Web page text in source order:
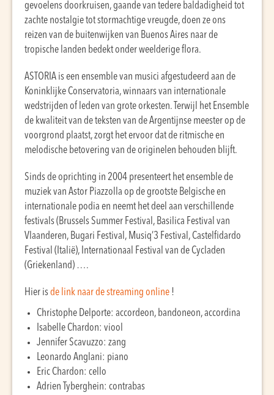
gevoelens doorkruisen, gaande van tedere baldadigheid tot
zachte nostalgie tot stormachtige vreugde, doen ze ons
reizen van de buitenwijken van Buenos Aires naar de
tropische landen bedekt onder weelderige flora.
ASTORIA is een ensemble van musici afgestudeerd aan de
Koninklijke Conservatoria, winnaars van internationale
wedstrijden of leden van grote orkesten. Terwijl het Ensemble
de kwaliteit van de teksten van de Argentijnse meester op de
voorgrond plaatst, zorgt het ervoor dat de ritmische en
melodische betovering van de originelen behouden blijft.
Sinds de oprichting in 2004 presenteert het ensemble de
muziek van Astor Piazzolla op de grootste Belgische en
internationale podia en neemt het deel aan verschillende
festivals (Brussels Summer Festival, Basilica Festival van
Vlaanderen, Bugari Festival, Musiq’3 Festival, Castelfidardo
Festival (Italië), Internationaal Festival van de Cycladen
(Griekenland) ….
Hier isde link naar de streaming online !
Christophe Delporte: accordeon, bandoneon, accordina
Isabelle Chardon: viool
Jennifer Scavuzzo: zang
Leonardo Anglani: piano
Eric Chardon: cello
Adrien Tyberghein: contrabas